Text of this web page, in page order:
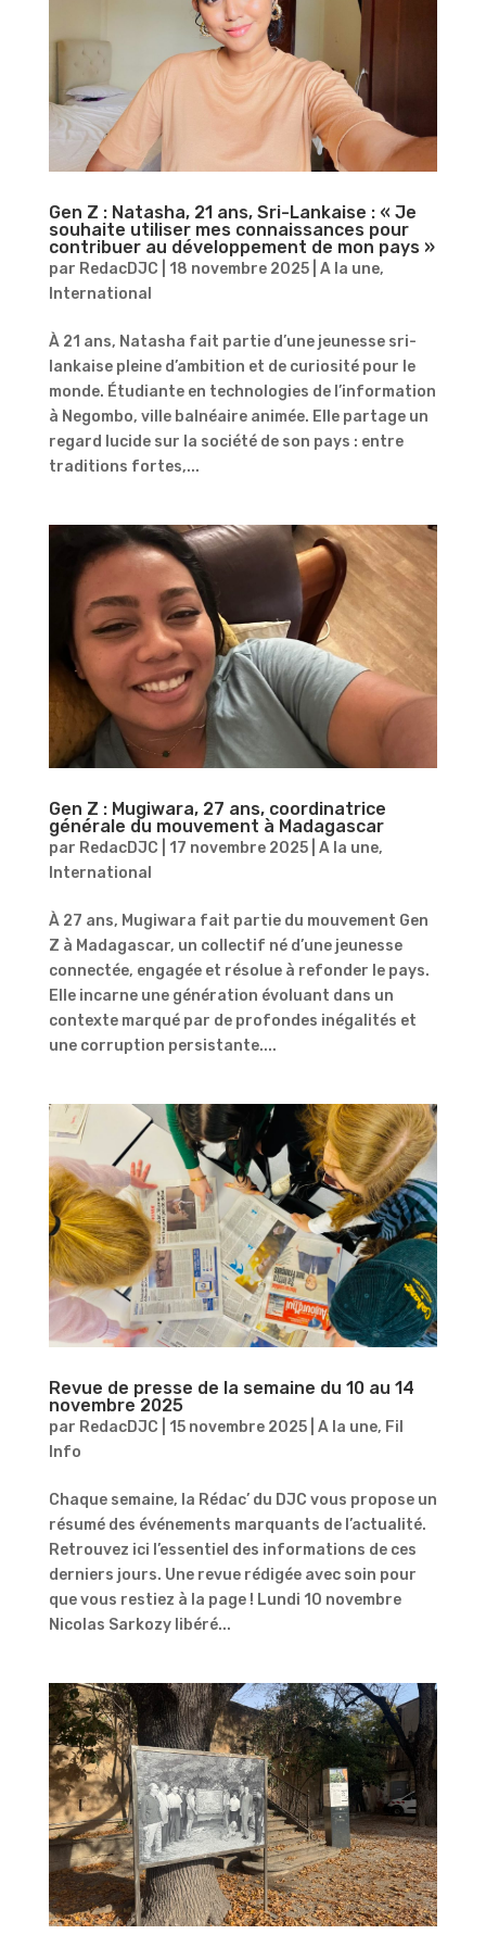
Gen Z : Natasha, 21 ans, Sri-Lankaise : « Je
souhaite utiliser mes connaissances pour
contribuer au développement de mon pays »
par RedacDJC 18 novembre 2025| A la une,
International
À 21 ans, Natasha fait partie d’une jeunesse sri-
lankaise pleine d’ambition et de curiosité pour le
monde. Étudiante en technologies de l’information
à Negombo, ville balnéaire animée. Elle partage un
regard lucide sur la société de son pays : entre
traditions fortes,...
Gen Z : Mugiwara, 27 ans, coordinatrice
générale du mouvement à Madagascar
par RedacDJC 17 novembre 2025| A la une,
International
À 27 ans, Mugiwara fait partie du mouvement Gen
Z à Madagascar, un collectif né d’une jeunesse
connectée, engagée et résolue à refonder le pays.
Elle incarne une génération évoluant dans un
contexte marqué par de profondes inégalités et
une corruption persistante....
Revue de presse de la semaine du 10 au 14
novembre 2025
par RedacDJC 15 novembre 2025| A la une, Fil
Info
Chaque semaine, la Rédac’ du DJC vous propose un
résumé des événements marquants de l’actualité.
Retrouvez ici l’essentiel des informations de ces
derniers jours. Une revue rédigée avec soin pour
que vous restiez à la page ! Lundi 10 novembre
Nicolas Sarkozy libéré...